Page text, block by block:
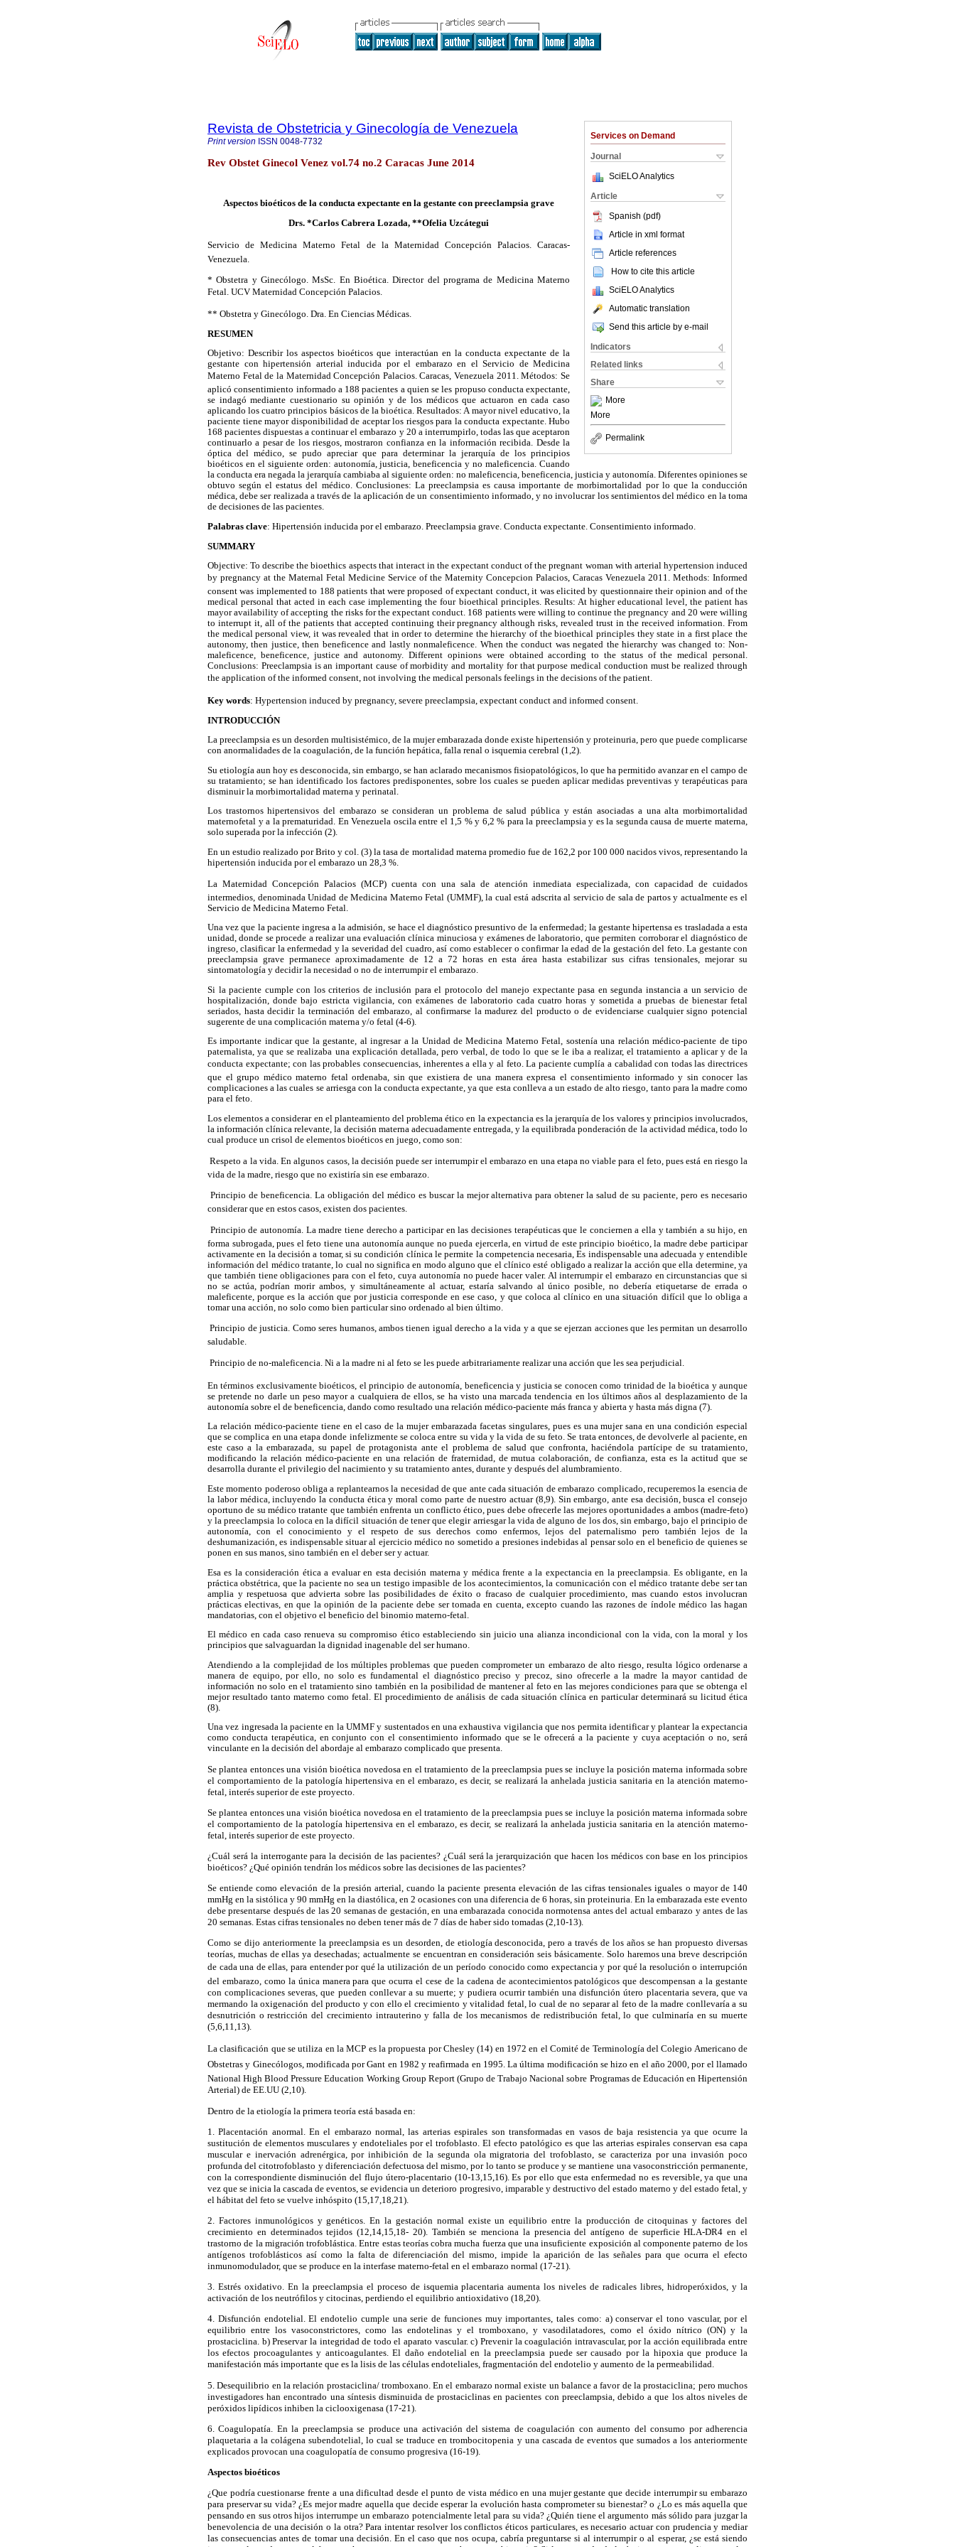
Services on Demand
Journal
SciELO Analytics
Article
Spanish (pdf)
Article in xml format
Article references
How to cite this article
SciELO Analytics
Automatic translation
Send this article by e-mail
Indicators
Related links
Share
More
More
Permalink
Revista de Obstetricia y Ginecología de Venezuela
Print version ISSN 0048-7732
Rev Obstet Ginecol Venez vol.74 no.2 Caracas June 2014
Aspectos bioéticos de la conducta expectante en la gestante con preeclampsia grave
Drs. *Carlos Cabrera Lozada, **Ofelia Uzcátegui
Servicio de Medicina Materno Fetal de la Maternidad Concepción Palacios. Caracas-
Venezuela.
* Obstetra y Ginecólogo. MsSc. En Bioética. Director del programa de Medicina Materno
Fetal. UCV Maternidad Concepción Palacios.
** Obstetra y Ginecólogo. Dra. En Ciencias Médicas.
RESUMEN
Objetivo: Describir los aspectos bioéticos que interactúan en la conducta expectante de la
gestante con hipertensión arterial inducida por el embarazo en el Servicio de Medicina
Materno Fetal de la Maternidad Concepción Palacios. Caracas, Venezuela 2011. Métodos: Se
aplicó consentimiento informado a 188 pacientes a quien se les propuso conducta expectante,
se indagó mediante cuestionario su opinión y de los médicos que actuaron en cada caso
aplicando los cuatro principios básicos de la bioética. Resultados: A mayor nivel educativo, la
paciente tiene mayor disponibilidad de aceptar los riesgos para la conducta expectante. Hubo
168 pacientes dispuestas a continuar el embarazo y 20 a interrumpirlo, todas las que aceptaron
continuarlo a pesar de los riesgos, mostraron confianza en la información recibida. Desde la
óptica del médico, se pudo apreciar que para determinar la jerarquía de los principios
bioéticos en el siguiente orden: autonomía, justicia, beneficencia y no maleficencia. Cuando
la conducta era negada la jerarquía cambiaba al siguiente orden: no maleficencia, beneficencia, justicia y autonomía. Diferentes opiniones se
obtuvo según el estatus del médico. Conclusiones: La preeclampsia es causa importante de morbimortalidad por lo que la conducción
médica, debe ser realizada a través de la aplicación de un consentimiento informado, y no involucrar los sentimientos del médico en la toma
de decisiones de las pacientes.
Palabras clave: Hipertensión inducida por el embarazo. Preeclampsia grave. Conducta expectante. Consentimiento informado.
SUMMARY
Objective: To describe the bioethics aspects that interact in the expectant conduct of the pregnant woman with arterial hypertension induced
by pregnancy at the Maternal Fetal Medicine Service of the Maternity Concepcion Palacios, Caracas Venezuela 2011. Methods: Informed
consent was implemented to 188 patients that were proposed of expectant conduct, it was elicited by questionnaire their opinion and of the
medical personal that acted in each case implementing the four bioethical principles. Results: At higher educational level, the patient has
mayor availability of accepting the risks for the expectant conduct. 168 patients were willing to continue the pregnancy and 20 were willing
to interrupt it, all of the patients that accepted continuing their pregnancy although risks, revealed trust in the received information. From
the medical personal view, it was revealed that in order to determine the hierarchy of the bioethical principles they state in a first place the
autonomy, then justice, then beneficence and lastly nonmaleficence. When the conduct was negated the hierarchy was changed to: Non-
maleficence, beneficence, justice and autonomy. Different opinions were obtained according to the status of the medical personal.
Conclusions: Preeclampsia is an important cause of morbidity and mortality for that purpose medical conduction must be realized through
the application of the informed consent, not involving the medical personals feelings in the decisions of the patient.
Key words: Hypertension induced by pregnancy, severe preeclampsia, expectant conduct and informed consent.
INTRODUCCIÓN
La preeclampsia es un desorden multisistémico, de la mujer embarazada donde existe hipertensión y proteinuria, pero que puede complicarse
con anormalidades de la coagulación, de la función hepática, falla renal o isquemia cerebral (1,2).
Su etiología aun hoy es desconocida, sin embargo, se han aclarado mecanismos fisiopatológicos, lo que ha permitido avanzar en el campo de
su tratamiento; se han identificado los factores predisponentes, sobre los cuales se pueden aplicar medidas preventivas y terapéuticas para
disminuir la morbimortalidad materna y perinatal.
Los trastornos hipertensivos del embarazo se consideran un problema de salud pública y están asociadas a una alta morbimortalidad
maternofetal y a la prematuridad. En Venezuela oscila entre el 1,5 % y 6,2 % para la preeclampsia y es la segunda causa de muerte materna,
solo superada por la infección (2).
En un estudio realizado por Brito y col. (3) la tasa de mortalidad materna promedio fue de 162,2 por 100 000 nacidos vivos, representando la
hipertensión inducida por el embarazo un 28,3 %.
La Maternidad Concepción Palacios (MCP) cuenta con una sala de atención inmediata especializada, con capacidad de cuidados
intermedios, denominada Unidad de Medicina Materno Fetal (UMMF), la cual está adscrita al servicio de sala de partos y actualmente es el
Servicio de Medicina Materno Fetal.
Una vez que la paciente ingresa a la admisión, se hace el diagnóstico presuntivo de la enfermedad; la gestante hipertensa es trasladada a esta
unidad, donde se procede a realizar una evaluación clínica minuciosa y exámenes de laboratorio, que permiten corroborar el diagnóstico de
ingreso, clasificar la enfermedad y la severidad del cuadro, así como establecer o confirmar la edad de la gestación del feto. La gestante con
preeclampsia grave permanece aproximadamente de 12 a 72 horas en esta área hasta estabilizar sus cifras tensionales, mejorar su
sintomatología y decidir la necesidad o no de interrumpir el embarazo.
Si la paciente cumple con los criterios de inclusión para el protocolo del manejo expectante pasa en segunda instancia a un servicio de
hospitalización, donde bajo estricta vigilancia, con exámenes de laboratorio cada cuatro horas y sometida a pruebas de bienestar fetal
seriados, hasta decidir la terminación del embarazo, al confirmarse la madurez del producto o de evidenciarse cualquier signo potencial
sugerente de una complicación materna y/o fetal (4-6).
Es importante indicar que la gestante, al ingresar a la Unidad de Medicina Materno Fetal, sostenía una relación médico-paciente de tipo
paternalista, ya que se realizaba una explicación detallada, pero verbal, de todo lo que se le iba a realizar, el tratamiento a aplicar y de la
conducta expectante; con las probables consecuencias, inherentes a ella y al feto. La paciente cumplía a cabalidad con todas las directrices
que el grupo médico materno fetal ordenaba, sin que existiera de una manera expresa el consentimiento informado y sin conocer las
complicaciones a las cuales se arriesga con la conducta expectante, ya que esta conlleva a un estado de alto riesgo, tanto para la madre como
para el feto.
Los elementos a considerar en el planteamiento del problema ético en la expectancia es la jerarquía de los valores y principios involucrados,
la información clínica relevante, la decisión materna adecuadamente entregada, y la equilibrada ponderación de la actividad médica, todo lo
cual produce un crisol de elementos bioéticos en juego, como son:
 Respeto a la vida. En algunos casos, la decisión puede ser interrumpir el embarazo en una etapa no viable para el feto, pues está en riesgo la
vida de la madre, riesgo que no existiría sin ese embarazo.
 Principio de beneficencia. La obligación del médico es buscar la mejor alternativa para obtener la salud de su paciente, pero es necesario
considerar que en estos casos, existen dos pacientes.
 Principio de autonomía. La madre tiene derecho a participar en las decisiones terapéuticas que le conciernen a ella y también a su hijo, en
forma subrogada, pues el feto tiene una autonomía aunque no pueda ejercerla, en virtud de este principio bioético, la madre debe participar
activamente en la decisión a tomar, si su condición clínica le permite la competencia necesaria, Es indispensable una adecuada y entendible
información del médico tratante, lo cual no significa en modo alguno que el clínico esté obligado a realizar la acción que ella determine, ya
que también tiene obligaciones para con el feto, cuya autonomía no puede hacer valer. Al interrumpir el embarazo en circunstancias que si
no se actúa, podrían morir ambos, y simultáneamente al actuar, estaría salvando al único posible, no debería etiquetarse de errada o
maleficente, porque es la acción que por justicia corresponde en ese caso, y que coloca al clínico en una situación difícil que lo obliga a
tomar una acción, no solo como bien particular sino ordenado al bien último.
 Principio de justicia. Como seres humanos, ambos tienen igual derecho a la vida y a que se ejerzan acciones que les permitan un desarrollo
saludable.
 Principio de no-maleficencia. Ni a la madre ni al feto se les puede arbitrariamente realizar una acción que les sea perjudicial.
En términos exclusivamente bioéticos, el principio de autonomía, beneficencia y justicia se conocen como trinidad de la bioética y aunque
se pretende no darle un peso mayor a cualquiera de ellos, se ha visto una marcada tendencia en los últimos años al desplazamiento de la
autonomía sobre el de beneficencia, dando como resultado una relación médico-paciente más franca y abierta y hasta más digna (7).
La relación médico-paciente tiene en el caso de la mujer embarazada facetas singulares, pues es una mujer sana en una condición especial
que se complica en una etapa donde infelizmente se coloca entre su vida y la vida de su feto. Se trata entonces, de devolverle al paciente, en
este caso a la embarazada, su papel de protagonista ante el problema de salud que confronta, haciéndola partícipe de su tratamiento,
modificando la relación médico-paciente en una relación de fraternidad, de mutua colaboración, de confianza, esta es la actitud que se
desarrolla durante el privilegio del nacimiento y su tratamiento antes, durante y después del alumbramiento.
Este momento poderoso obliga a replantearnos la necesidad de que ante cada situación de embarazo complicado, recuperemos la esencia de
la labor médica, incluyendo la conducta ética y moral como parte de nuestro actuar (8,9). Sin embargo, ante esa decisión, busca el consejo
oportuno de su médico tratante que también enfrenta un conflicto ético, pues debe ofrecerle las mejores oportunidades a ambos (madre-feto)
y la preeclampsia lo coloca en la difícil situación de tener que elegir arriesgar la vida de alguno de los dos, sin embargo, bajo el principio de
autonomía, con el conocimiento y el respeto de sus derechos como enfermos, lejos del paternalismo pero también lejos de la
deshumanización, es indispensable situar al ejercicio médico no sometido a presiones indebidas al pensar solo en el beneficio de quienes se
ponen en sus manos, sino también en el deber ser y actuar.
Esa es la consideración ética a evaluar en esta decisión materna y médica frente a la expectancia en la preeclampsia. Es obligante, en la
práctica obstétrica, que la paciente no sea un testigo impasible de los acontecimientos, la comunicación con el médico tratante debe ser tan
amplia y respetuosa que advierta sobre las posibilidades de éxito o fracaso de cualquier procedimiento, mas cuando estos involucran
prácticas electivas, en que la opinión de la paciente debe ser tomada en cuenta, excepto cuando las razones de índole médico las hagan
mandatorias, con el objetivo el beneficio del binomio materno-fetal.
El médico en cada caso renueva su compromiso ético estableciendo sin juicio una alianza incondicional con la vida, con la moral y los
principios que salvaguardan la dignidad inagenable del ser humano.
Atendiendo a la complejidad de los múltiples problemas que pueden comprometer un embarazo de alto riesgo, resulta lógico ordenarse a
manera de equipo, por ello, no solo es fundamental el diagnóstico preciso y precoz, sino ofrecerle a la madre la mayor cantidad de
información no solo en el tratamiento sino también en la posibilidad de mantener al feto en las mejores condiciones para que se obtenga el
mejor resultado tanto materno como fetal. El procedimiento de análisis de cada situación clínica en particular determinará su licitud ética
(8).
Una vez ingresada la paciente en la UMMF y sustentados en una exhaustiva vigilancia que nos permita identificar y plantear la expectancia
como conducta terapéutica, en conjunto con el consentimiento informado que se le ofrecerá a la paciente y cuya aceptación o no, será
vinculante en la decisión del abordaje al embarazo complicado que presenta.
Se plantea entonces una visión bioética novedosa en el tratamiento de la preeclampsia pues se incluye la posición materna informada sobre
el comportamiento de la patología hipertensiva en el embarazo, es decir, se realizará la anhelada justicia sanitaria en la atención materno-
fetal, interés superior de este proyecto.
Se plantea entonces una visión bioética novedosa en el tratamiento de la preeclampsia pues se incluye la posición materna informada sobre
el comportamiento de la patología hipertensiva en el embarazo, es decir, se realizará la anhelada justicia sanitaria en la atención materno-
fetal, interés superior de este proyecto.
¿Cuál será la interrogante para la decisión de las pacientes? ¿Cuál será la jerarquización que hacen los médicos con base en los principios
bioéticos? ¿Qué opinión tendrán los médicos sobre las decisiones de las pacientes?
Se entiende como elevación de la presión arterial, cuando la paciente presenta elevación de las cifras tensionales iguales o mayor de 140
mmHg en la sistólica y 90 mmHg en la diastólica, en 2 ocasiones con una diferencia de 6 horas, sin proteinuria. En la embarazada este evento
debe presentarse después de las 20 semanas de gestación, en una embarazada conocida normotensa antes del actual embarazo y antes de las
20 semanas. Estas cifras tensionales no deben tener más de 7 días de haber sido tomadas (2,10-13).
Como se dijo anteriormente la preeclampsia es un desorden, de etiología desconocida, pero a través de los años se han propuesto diversas
teorías, muchas de ellas ya desechadas; actualmente se encuentran en consideración seis básicamente. Solo haremos una breve descripción
de cada una de ellas, para entender por qué la utilización de un período conocido como expectancia y por qué la resolución o interrupción
del embarazo, como la única manera para que ocurra el cese de la cadena de acontecimientos patológicos que descompensan a la gestante
con complicaciones severas, que pueden conllevar a su muerte; y pudiera ocurrir también una disfunción útero placentaria severa, que va
mermando la oxigenación del producto y con ello el crecimiento y vitalidad fetal, lo cual de no separar al feto de la madre conllevaría a su
desnutrición o restricción del crecimiento intrauterino y falla de los mecanismos de redistribución fetal, lo que culminaría en su muerte
(5,6,11,13).
La clasificación que se utiliza en la MCP es la propuesta por Chesley (14) en 1972 en el Comité de Terminología del Colegio Americano de
Obstetras y Ginecólogos, modificada por Gant en 1982 y reafirmada en 1995. La última modificación se hizo en el año 2000, por el llamado
National High Blood Pressure Education Working Group Report (Grupo de Trabajo Nacional sobre Programas de Educación en Hipertensión
Arterial) de EE.UU (2,10).
Dentro de la etiología la primera teoría está basada en:
1. Placentación anormal. En el embarazo normal, las arterias espirales son transformadas en vasos de baja resistencia ya que ocurre la
sustitución de elementos musculares y endoteliales por el trofoblasto. El efecto patológico es que las arterias espirales conservan esa capa
muscular e inervación adrenérgica, por inhibición de la segunda ola migratoria del trofoblasto, se caracteriza por una invasión poco
profunda del citotrofoblasto y diferenciación defectuosa del mismo, por lo tanto se produce y se mantiene una vasoconstricción permanente,
con la correspondiente disminución del flujo útero-placentario (10-13,15,16). Es por ello que esta enfermedad no es reversible, ya que una
vez que se inicia la cascada de eventos, se evidencia un deterioro progresivo, imparable y destructivo del estado materno y del estado fetal, y
el hábitat del feto se vuelve inhóspito (15,17,18,21).
2. Factores inmunológicos y genéticos. En la gestación normal existe un equilibrio entre la producción de citoquinas y factores del
crecimiento en determinados tejidos (12,14,15,18- 20). También se menciona la presencia del antígeno de superficie HLA-DR4 en el
trastorno de la migración trofoblástica. Entre estas teorías cobra mucha fuerza que una insuficiente exposición al componente paterno de los
antígenos trofoblásticos así como la falta de diferenciación del mismo, impide la aparición de las señales para que ocurra el efecto
inmunomodulador, que se produce en la interfase materno-fetal en el embarazo normal (17-21).
3. Estrés oxidativo. En la preeclampsia el proceso de isquemia placentaria aumenta los niveles de radicales libres, hidroperóxidos, y la
activación de los neutrófilos y citocinas, perdiendo el equilibrio antioxidativo (18,20).
4. Disfunción endotelial. El endotelio cumple una serie de funciones muy importantes, tales como: a) conservar el tono vascular, por el
equilibrio entre los vasoconstrictores, como las endotelinas y el tromboxano, y vasodilatadores, como el óxido nítrico (ON) y la
prostaciclina. b) Preservar la integridad de todo el aparato vascular. c) Prevenir la coagulación intravascular, por la acción equilibrada entre
los efectos procoagulantes y anticoagulantes. El daño endotelial en la preeclampsia puede ser causado por la hipoxia que produce la
manifestación más importante que es la lisis de las células endoteliales, fragmentación del endotelio y aumento de la permeabilidad.
5. Desequilibrio en la relación prostaciclina/ tromboxano. En el embarazo normal existe un balance a favor de la prostaciclina; pero muchos
investigadores han encontrado una síntesis disminuida de prostaciclinas en pacientes con preeclampsia, debido a que los altos niveles de
peróxidos lipídicos inhiben la ciclooxigenasa (17-21).
6. Coagulopatía. En la preeclampsia se produce una activación del sistema de coagulación con aumento del consumo por adherencia
plaquetaria a la colágena subendotelial, lo cual se traduce en trombocitopenia y una cascada de eventos que sumados a los anteriormente
explicados provocan una coagulopatía de consumo progresiva (16-19).
Aspectos bioéticos
¿Que podría cuestionarse frente a una dificultad desde el punto de vista médico en una mujer gestante que decide interrumpir su embarazo
para preservar su vida? ¿Es mejor madre aquella que decide esperar la evolución hasta comprometer su bienestar? o ¿Lo es más aquella que
pensando en sus otros hijos interrumpe un embarazo potencialmente letal para su vida? ¿Quién tiene el argumento más sólido para juzgar la
benevolencia de una decisión o la otra? Para intentar resolver los conflictos éticos particulares, es necesario actuar con prudencia y mediar
las consecuencias antes de tomar una decisión. En el caso que nos ocupa, cabría preguntarse si al interrumpir o al esperar, ¿se está siendo